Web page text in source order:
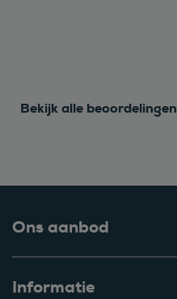
Bekijk alle beoordelingen
Ons aanbod
Informatie